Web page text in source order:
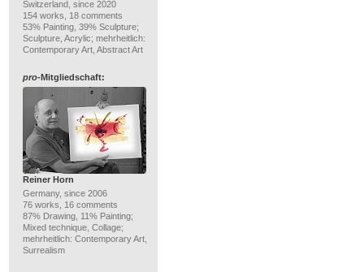
Switzerland, since 2020
154 works, 18 comments
53% Painting, 39% Sculpture;
Sculpture, Acrylic; mehrheitlich:
Contemporary Art, Abstract Art
pro-Mitgliedschaft:
Reiner Horn
Germany, since 2006
76 works, 16 comments
87% Drawing, 11% Painting;
Mixed technique, Collage;
mehrheitlich: Contemporary Art,
Surrealism